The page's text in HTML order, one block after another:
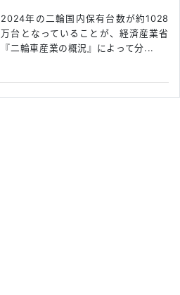
2024年の二輪国内保有台数が約1028
万台となっていることが、経済産業省
『二輪車産業の概況』によって分...